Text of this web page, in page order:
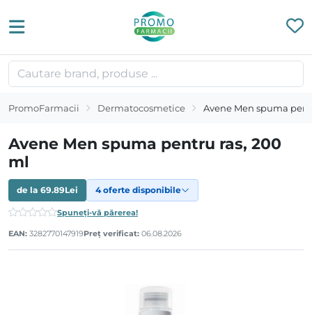
PromoFarmacii Dermatocosmetice Avene Men spuma
Avene Men spuma pentru ras, 200
ml
de la 69.89Lei 4 oferte disponibile
Spuneți-vă părerea!
EAN: 3282770147919Preț verificat: 06.08.2026